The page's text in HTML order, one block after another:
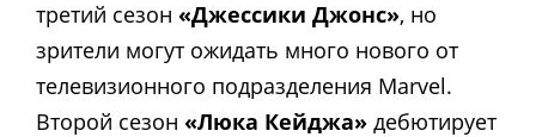
третий сезон «Джессики Джонс», но
зрители могут ожидать много нового от
телевизионного подразделения Marvel.
Второй сезон «Люка Кейджа» дебютирует